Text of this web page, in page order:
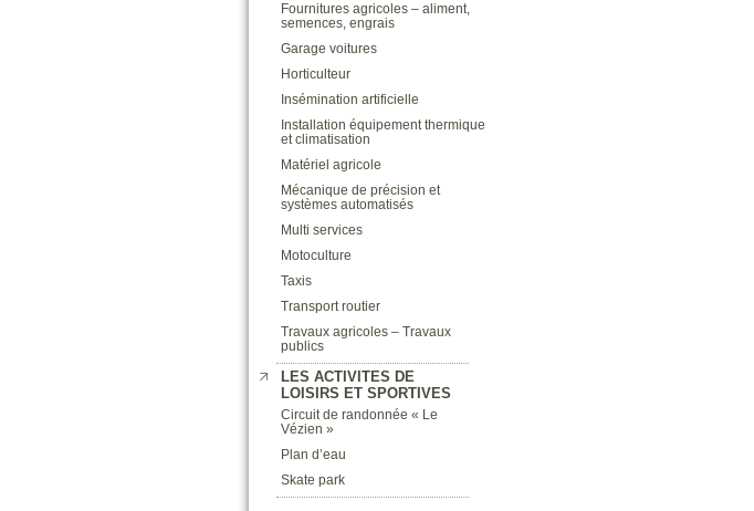
Fournitures agricoles – aliment,
semences, engrais
Garage voitures
Horticulteur
Insémination artificielle
Installation équipement thermique
et climatisation
Matériel agricole
Mécanique de précision et
systèmes automatisés
Multi services
Motoculture
Taxis
Transport routier
Travaux agricoles – Travaux
publics
LES ACTIVITES DE
LOISIRS ET SPORTIVES
Circuit de randonnée « Le
Vézien »
Plan d’eau
Skate park